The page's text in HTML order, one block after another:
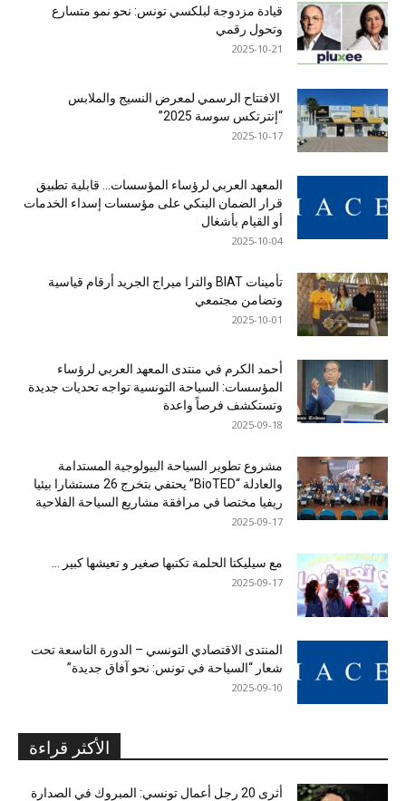
قيادة مزدوجة لبلكسي تونس: نحو نمو متسارع
وتحول رقمي
2025-10-21
الافتتاح الرسمي لمعرض النسيج والملابس
“إنترتكس سوسة 2025”
2025-10-17
المعهد العربي لرؤساء المؤسسات… قابلية تطبيق
قرار الضمان البنكي على مؤسسات إسداء الخدمات
أو القيام بأشغال
2025-10-04
تأمينات BIAT والترا ميراج الجريد أرقام قياسية
وتضامن مجتمعي
2025-10-01
أحمد الكرم في منتدى المعهد العربي لرؤساء
المؤسسات: السياحة التونسية تواجه تحديات جديدة
وتستكشف فرصاً واعدة
2025-09-18
مشروع تطوير السياحة البيولوجية المستدامة
والعادلة “BioTED” يحتفي بتخرج 26 مستشارا بيئيا
ريفيا مختصا في مرافقة مشاريع السياحة الفلاحية
2025-09-17
مع سيليكتا الحلمة تكتبها صغير و تعيشها كبير …
2025-09-17
المنتدى الاقتصادي التونسي – الدورة التاسعة تحت
شعار “السياحة في تونس: نحو آفاق جديدة”
2025-09-10
الأكثر قراءة
أثرى 20 رجل أعمال تونسي: المبروك في الصدارة